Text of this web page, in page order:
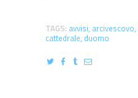
TAGS: avvisi, arcivescovo,
cattedrale, duomo